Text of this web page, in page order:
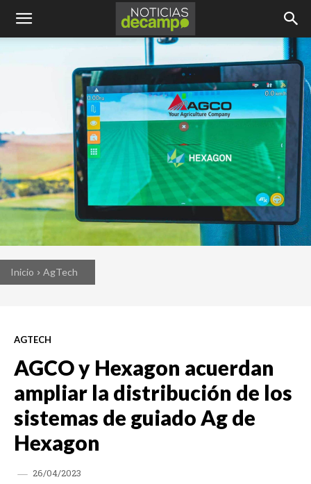
Inicio AgTech
AGTECH
AGCO y Hexagon acuerdan
ampliar la distribución de los
sistemas de guiado Ag de
Hexagon
26/04/2023